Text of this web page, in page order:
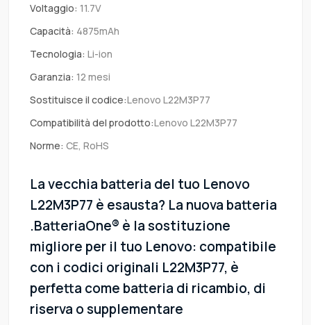
Voltaggio: 11.7V
Capacità: 4875mAh
Tecnologia: Li-ion
Garanzia: 12 mesi
Sostituisce il codice:Lenovo L22M3P77
Compatibilità del prodotto:Lenovo L22M3P77
Norme: CE, RoHS
La vecchia batteria del tuo Lenovo
L22M3P77 è esausta? La nuova batteria
.BatteriaOne® è la sostituzione
migliore per il tuo Lenovo: compatibile
con i codici originali L22M3P77, è
perfetta come batteria di ricambio, di
riserva o supplementare